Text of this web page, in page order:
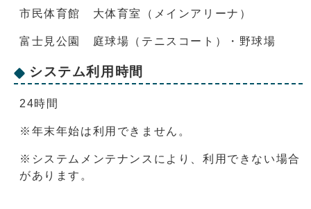
市民体育館 大体育室（メインアリーナ）
富士見公園 庭球場（テニスコート）・野球場
システム利用時間
24時間
※年末年始は利用できません。
※システムメンテナンスにより、利用できない場合
があります。